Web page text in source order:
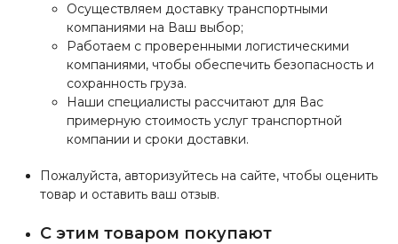
Осуществляем доставку транспортными
компаниями на Ваш выбор;
Работаем с проверенными логистическими
компаниями, чтобы обеспечить безопасность и
сохранность груза.
Наши специалисты рассчитают для Вас
примерную стоимость услуг транспортной
компании и сроки доставки.
Пожалуйста, авторизуйтесь на сайте, чтобы оценить
товар и оставить ваш отзыв.
С этим товаром покупают